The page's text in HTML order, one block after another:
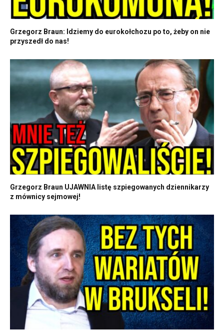
Grzegorz Braun: Idziemy do eurokołchozu po to, żeby on nie
przyszedł do nas!
Grzegorz Braun UJAWNIA listę szpiegowanych dziennikarzy
z mównicy sejmowej!